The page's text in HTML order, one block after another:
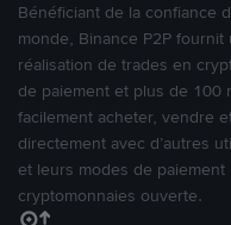
Bénéficiant de la confiance
monde, Binance P2P
réalisation de trades en
de paiement et plus de 100
facilement acheter, vendre
directement avec d’autres
et leurs modes de
cryptomonnaies ouverte.